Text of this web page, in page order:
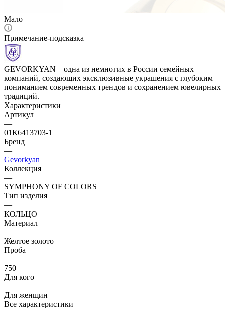
Мало
Примечание-подсказка
GEVORKYAN – одна из немногих в России семейных
компаний, создающих эксклюзивные украшения с глубоким
пониманием современных трендов и сохранением ювелирных
традиций.
Характеристики
Артикул
—
01К6413703-1
Бренд
—
Gevorkyan
Коллекция
—
SYMPHONY OF COLORS
Тип изделия
—
КОЛЬЦО
Материал
—
Желтое золото
Проба
—
750
Для кого
—
Для женщин
Все характеристики